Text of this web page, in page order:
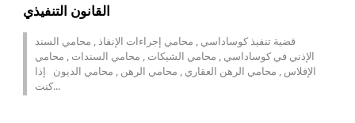
القانون التنفيذي
قضية تنفيذ كوساداسي , محامي إجراءات الإنفاذ , محامي السند
الإذني في كوساداسي , محامي الشيكات , محامي السندات , محامي
الإفلاس , محامي الرهن العقاري , محامي الرهن , محامي الديون إذا
كنت...